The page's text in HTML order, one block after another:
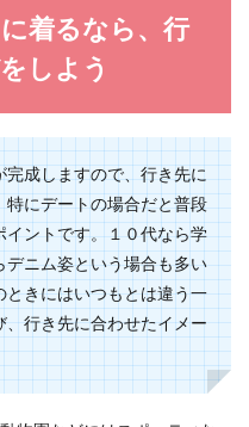
着るなら、行
しよう
完成しますので、行き先に
特にデートの場合だと普段
イントです。１０代なら学
デニム姿という場合も多い
ときにはいつもとは違う一
、行き先に合わせたイメー